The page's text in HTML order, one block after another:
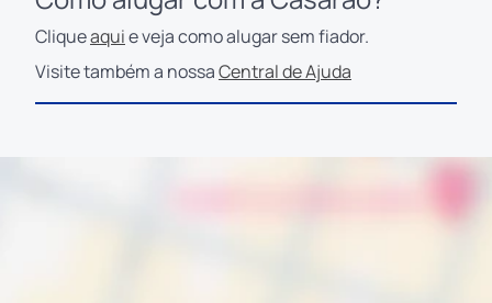
Cliqueaquie veja como alugar sem fiador.
Visite também a nossaCentral de Ajuda